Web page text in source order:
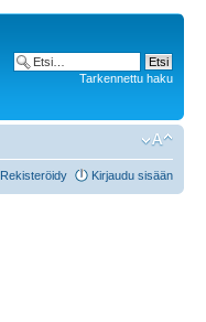
Tarkennettu haku
Rekisteröidy Kirjaudu sisään